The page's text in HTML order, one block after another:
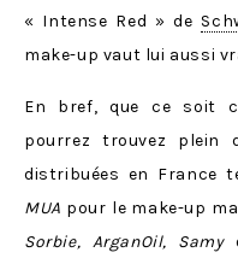
« Intense Red » de
make-up vaut lui aussi
En bref, que ce soit
pourrez trouvez plein
distribuées en France
MUA pour le make-up
Sorbie, ArganOil, Samy